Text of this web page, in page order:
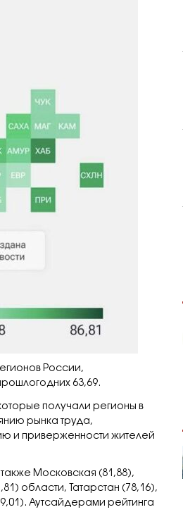
России,
63,69.
получали регионы в
рынка труда,
и приверженности жителей
Московская (81,88),
области, Татарстан (78,16),
Аутсайдерами рейтинга